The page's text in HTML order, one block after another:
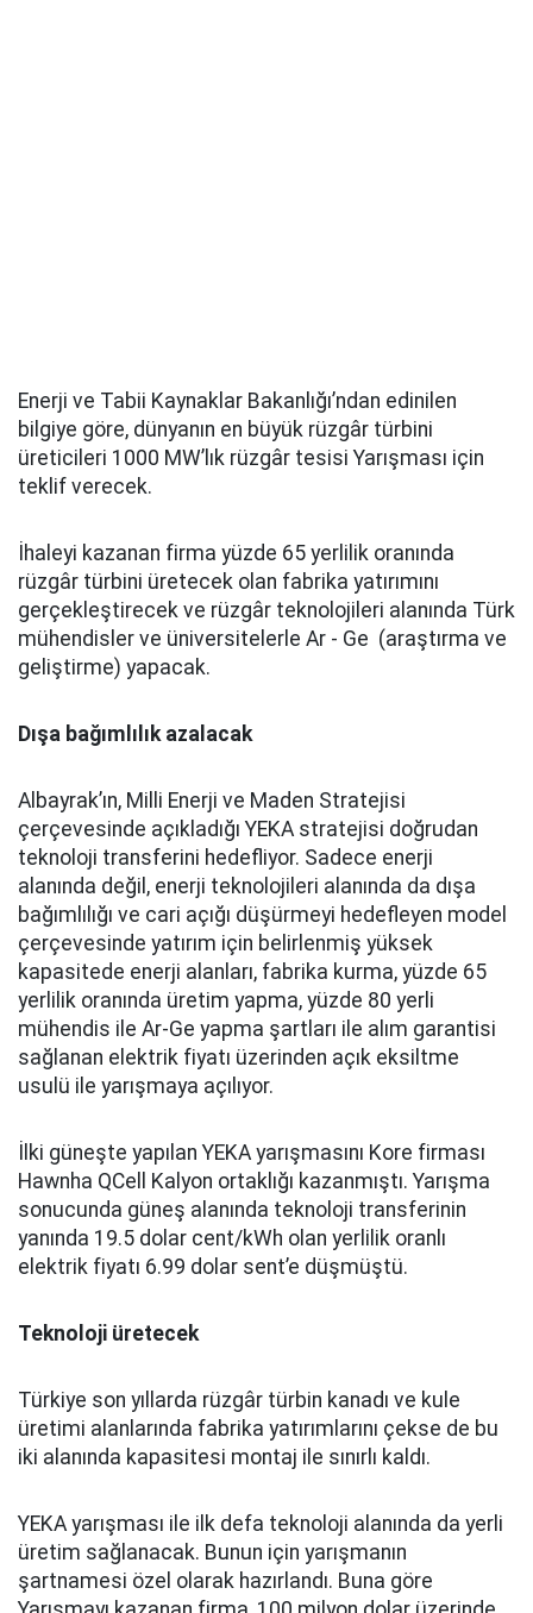
Enerji ve Tabii Kaynaklar Bakanlığı’ndan edinilen
bilgiye göre, dünyanın en büyük rüzgâr türbini
üreticileri 1000 MW’lık rüzgâr tesisi Yarışması için
teklif verecek.
İhaleyi kazanan firma yüzde 65 yerlilik oranında
rüzgâr türbini üretecek olan fabrika yatırımını
gerçekleştirecek ve rüzgâr teknolojileri alanında Türk
mühendisler ve üniversitelerle Ar - Ge (araştırma ve
geliştirme) yapacak.
Dışa bağımlılık azalacak
Albayrak’ın, Milli Enerji ve Maden Stratejisi
çerçevesinde açıkladığı YEKA stratejisi doğrudan
teknoloji transferini hedefliyor. Sadece enerji
alanında değil, enerji teknolojileri alanında da dışa
bağımlılığı ve cari açığı düşürmeyi hedefleyen model
çerçevesinde yatırım için belirlenmiş yüksek
kapasitede enerji alanları, fabrika kurma, yüzde 65
yerlilik oranında üretim yapma, yüzde 80 yerli
mühendis ile Ar-Ge yapma şartları ile alım garantisi
sağlanan elektrik fiyatı üzerinden açık eksiltme
usulü ile yarışmaya açılıyor.
İlki güneşte yapılan YEKA yarışmasını Kore firması
Hawnha QCell Kalyon ortaklığı kazanmıştı. Yarışma
sonucunda güneş alanında teknoloji transferinin
yanında 19.5 dolar cent/kWh olan yerlilik oranlı
elektrik fiyatı 6.99 dolar sent’e düşmüştü.
Teknoloji üretecek
Türkiye son yıllarda rüzgâr türbin kanadı ve kule
üretimi alanlarında fabrika yatırımlarını çekse de bu
iki alanında kapasitesi montaj ile sınırlı kaldı.
YEKA yarışması ile ilk defa teknoloji alanında da yerli
üretim sağlanacak. Bunun için yarışmanın
şartnamesi özel olarak hazırlandı. Buna göre